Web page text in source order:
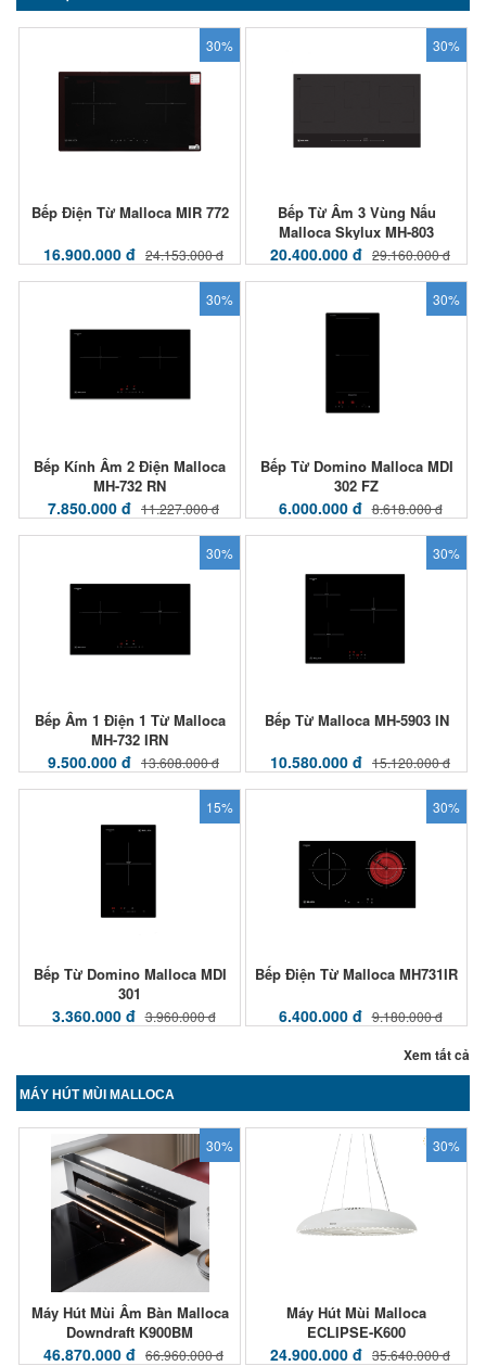
30%
Bếp Điện Từ Malloca MIR 772
16.900.000 đ 24.153.000 đ
30%
Bếp Từ Âm 3 Vùng Nấu
Malloca Skylux MH-803
20.400.000 đ 29.160.000 đ
30%
Bếp Kính Âm 2 Điện Malloca
MH-732 RN
7.850.000 đ 11.227.000 đ
30%
Bếp Từ Domino Malloca MDI
302 FZ
6.000.000 đ 8.618.000 đ
30%
Bếp Âm 1 Điện 1 Từ Malloca
MH-732 IRN
9.500.000 đ 13.608.000 đ
30%
Bếp Từ Malloca MH-5903 IN
10.580.000 đ 15.120.000 đ
15%
Bếp Từ Domino Malloca MDI
301
3.360.000 đ 3.960.000 đ
30%
Bếp Điện Từ Malloca MH731IR
6.400.000 đ 9.180.000 đ
Xem tất cả
MÁY HÚT MÙI MALLOCA
30%
Máy Hút Mùi Âm Bàn Malloca
Downdraft K900BM
46.870.000 đ 66.960.000 đ
30%
Máy Hút Mùi Malloca
ECLIPSE-K600
24.900.000 đ 35.640.000 đ